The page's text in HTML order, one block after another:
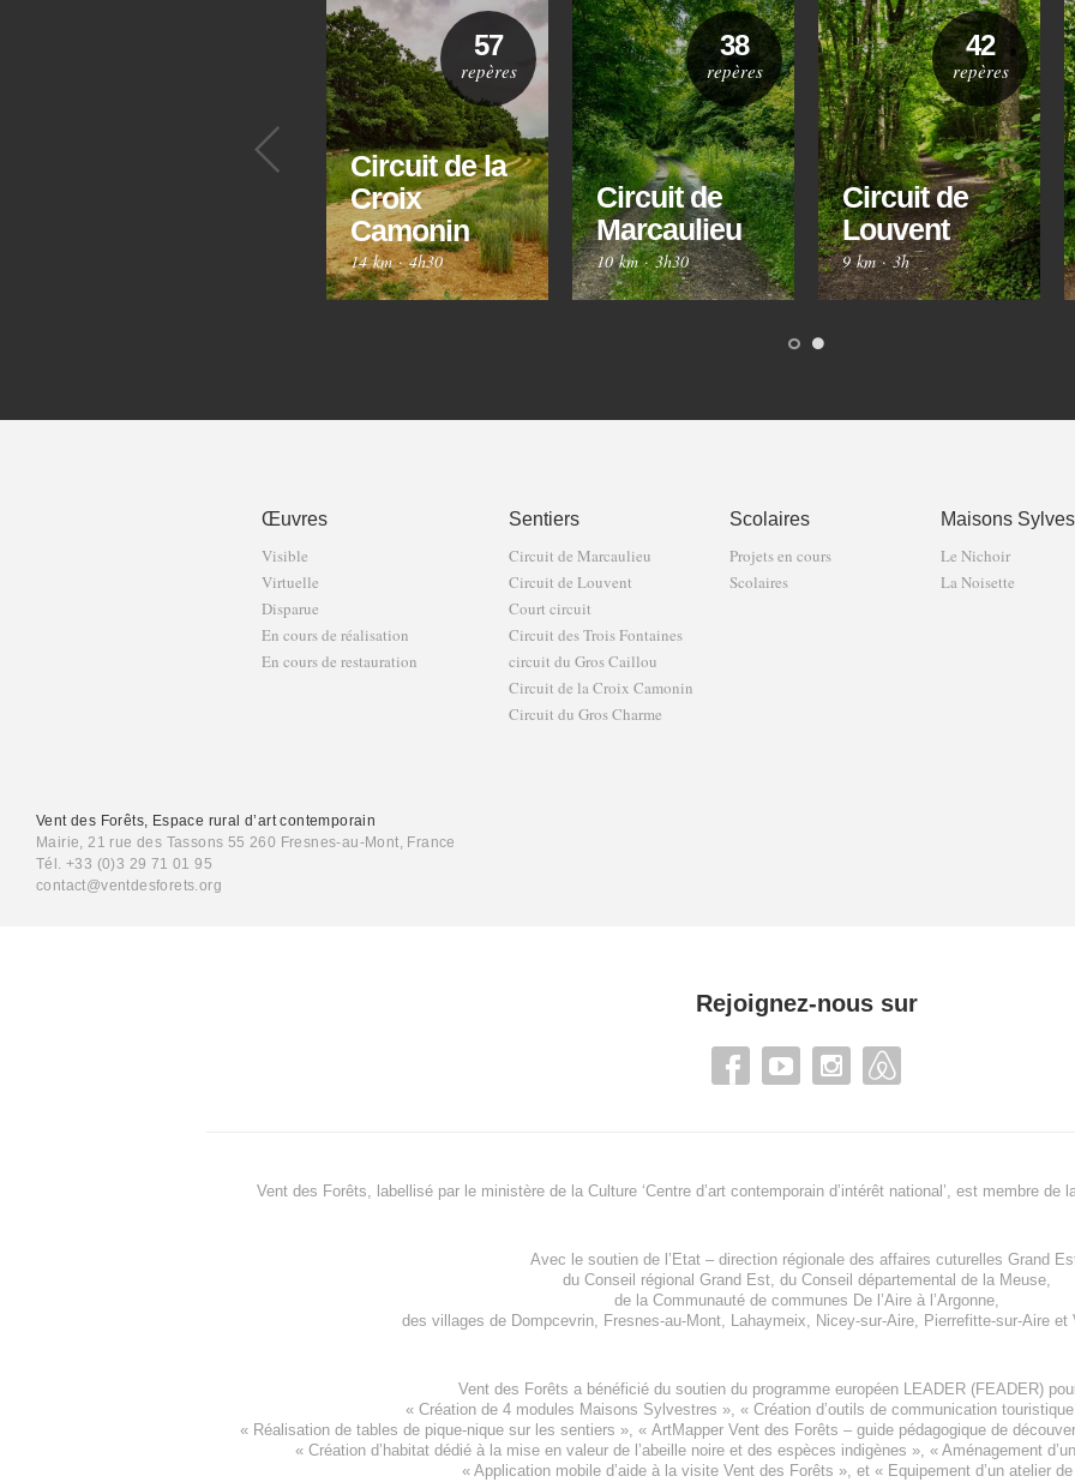
Précédent
Circuit de la
Croix
Camonin
14 km·4h30
57
repères
Circuit de
Marcaulieu
10 km·3h30
38
repères
Circuit de
Louvent
9 km·3h
42
repères
Œuvres
Visible
Virtuelle
Disparue
En cours de réalisation
En cours de restauration
Sentiers
Circuit de Marcaulieu
Circuit de Louvent
Court circuit
Circuit des Trois Fontaines
circuit du Gros Caillou
Circuit de la Croix Camonin
Circuit du Gros Charme
Scolaires
Projets en cours
Scolaires
Maisons
Le Nichoir
La Noisette
Vent des Forêts, Espace rural d’art contemporain
Mairie, 21 rue des Tassons 55 260 Fresnes-au-Mont, France
Tél. +33 (0)3 29 71 01 95
contact@ventdesforets.org
Rejoignez-nous sur
Vent des Forêts, labellisé par le ministère de la Culture ‘Centre d’art contemporain d’intérêt national’, est membre de
Avec le soutien de l’ Etat – direction régionale des affaires cuturelles Grand
du Conseil régional Grand Est, du Conseil départemental de la Meuse,
de la Communauté de communes De l’Aire à l’Argonne,
des villages de Dompcevrin, Fresnes-au-Mont, Lahaymeix, Nicey-sur-Aire, Pierrefitte-sur-Aireet
Vent des Forêts a bénéficié du soutien du programme européen LEADER (FEADER)
« Création de 4 modules Maisons Sylvestres », « Création d’outils de communication
« Réalisation de tables de pique-nique sur les sentiers », « ArtMapper Vent des Forêts – guide pédagogique de
« Création d’habitat dédié à la mise en valeur de l’abeille noire et des espèces indigènes », « Aménagement
« Application mobile d’aide à la visite Vent des Forêts », et « Equipement d’un atelier